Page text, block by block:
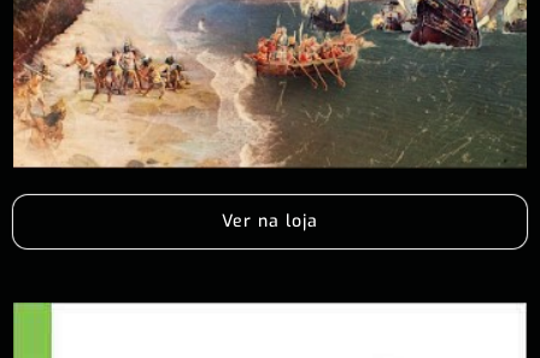
Ver na loja